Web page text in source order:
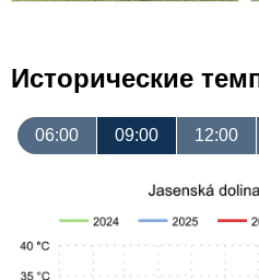
Исторические
06:00 09:00 12:00